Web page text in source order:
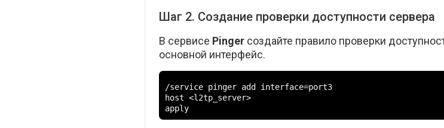
Шаг 2. Создание проверки доступности сервера
В сервисе Pingerсоздайте правило проверки
основной интерфейс.
/service pinger add interface=port3
host <l2tp_server>
apply